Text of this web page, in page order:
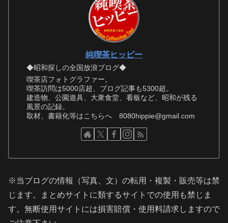
純喫茶ヒッピー
◆昭和探しの全国放浪ブログ◆
喫茶店フォトグラファー。
喫茶訪問は5000店超、ブログ記事も5300超。
建造物、公園遊具、大衆食堂、看板など、昭和が残る
風景の記録。
取材、書籍化等はこちらへ 8080hippie@gmail.com
※当ブログの情報（写真、文）の転用・複製・販売等は禁
じます。まとめサイトに類するサイトでの使用も禁じま
す。無断使用サイトには損害賠償・使用料請求しますので